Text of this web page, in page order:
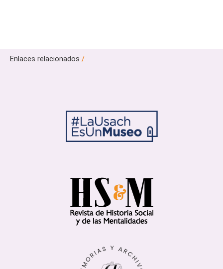
Enlaces relacionados /